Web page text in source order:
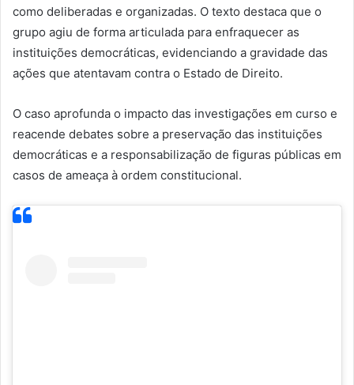
como deliberadas e organizadas. O texto destaca que o
grupo agiu de forma articulada para enfraquecer as
instituições democráticas, evidenciando a gravidade das
ações que atentavam contra o Estado de Direito.
O caso aprofunda o impacto das investigações em curso e
reacende debates sobre a preservação das instituições
democráticas e a responsabilização de figuras públicas em
casos de ameaça à ordem constitucional.